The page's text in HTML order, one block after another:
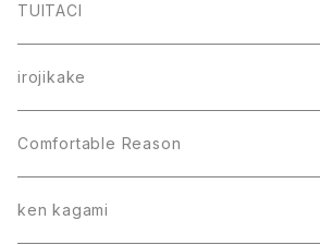
TUITACI
irojikake
Comfortable Reason
ken kagami